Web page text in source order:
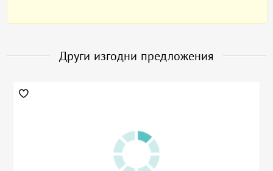
Други изгодни предложения